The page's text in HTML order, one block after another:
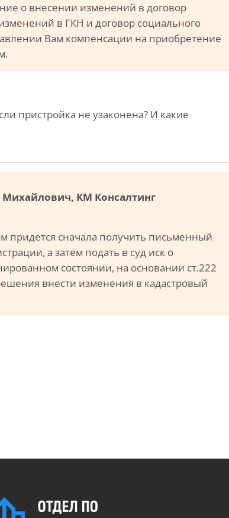
о внесении изменений в договор
в ГКН и договор социального
Вам компенсации на приобретение
пристройка не узаконена? И какие
Михайлович, КМ Консалтинг
придется сначала получить письменный
а затем подать в суд иск о
состоянии, на основании ст.222
внести изменения в кадастровый